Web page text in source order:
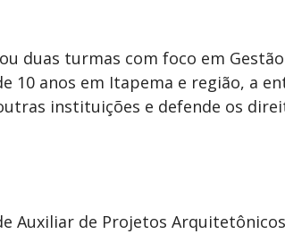
duas turmas com foco em
10 anos em Itapema e região, a
instituições e defende os
Auxiliar de Projetos Arquitetônicos